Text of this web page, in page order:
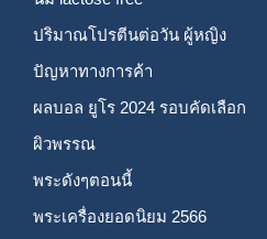
ปริมาณโปรตีนต่อวัน ผู้หญิง
ปัญหาทางการค้า
ผลบอล ยูโร 2024 รอบคัดเลือก
ผิวพรรณ
พระดังๆตอนนี้
พระเครื่องยอดนิยม 2566